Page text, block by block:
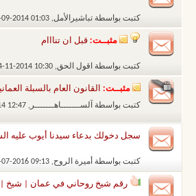
كتبت بواسطة تباشيرالأمل‏, 12-09-2014 01:03 AM
مثبــت: قبل ان تنااام
كتبت بواسطة اقول الحق‏, 14-11-2014 10:30 PM
مثبــت: القانون العام بالسبلة
كتبت بواسطة آلســـــــاهـــــــر ‏, 09-09-2014 12:47 AM
سجل دخولك بدعاء سيدنا أيوب عليه
كتبت بواسطة أميرة الروح‏, 28-07-2016 09:13 AM
رقم شيخ روحاني في عمان | شيخ |